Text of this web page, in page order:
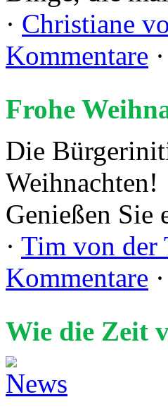
· Christiane
Kommentare
Frohe
Die
Weihnachten!
Genießen Sie
· Tim von der
Kommentare
Wie die Zeit